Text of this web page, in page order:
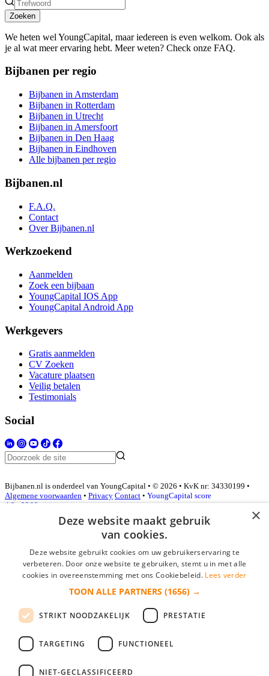
Zoeken
We heten wel YoungCapital, maar iedereen is even welkom. Ook als
je al wat meer ervaring hebt. Meer weten? Check onze FAQ.
Bijbanen per regio
Bijbanen in Amsterdam
Bijbanen in Rotterdam
Bijbanen in Utrecht
Bijbanen in Amersfoort
Bijbanen in Den Haag
Bijbanen in Eindhoven
Alle bijbanen per regio
Bijbanen.nl
F.A.Q.
Contact
Over Bijbanen.nl
Werkzoekend
Aanmelden
Zoek een bijbaan
YoungCapital IOS App
YoungCapital Android App
Werkgevers
Gratis aanmelden
CV Zoeken
Vacature plaatsen
Veilig betalen
Testimonials
Social
Bijbanen.nl is onderdeel van YoungCapital • © 2026 • KvK nr: 34330199 •
Algemene voorwaarden • Privacy Contact • YoungCapital score
4.3 - 3366 reviews
Inloggen als bedrijf
*
login gegevens onthouden
login
Bedrijf aanmelden
×
Deze website maakt gebruik
van cookies.
Deze website gebruikt cookies om uw gebruikerservaring te
verbeteren. Door onze website te gebruiken, stemt u in met alle
cookies in overeenstemming met ons Cookiebeleid. Lees verder
TOON ALLE PARTNERS (1656) →
STRIKT NOODZAKELIJK PRESTATIE
TARGETING FUNCTIONEEL
NIET-GECLASSIFICEERD